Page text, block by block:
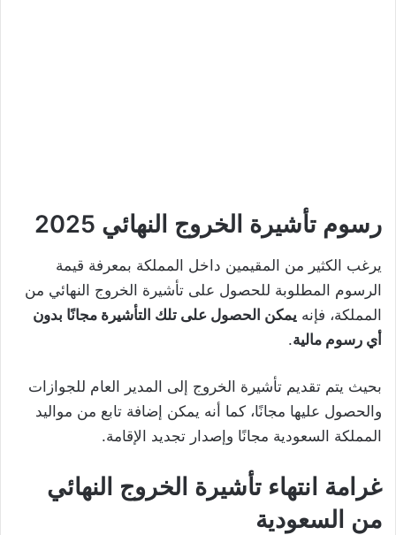
رسوم تأشيرة الخروج النهائي 2025
يرغب الكثير من المقيمين داخل المملكة بمعرفة قيمة
الرسوم المطلوبة للحصول على تأشيرة الخروج النهائي من
المملكة، فإنه يمكن الحصول على تلك التأشيرة مجانًا بدون
أي رسوم مالية.
بحيث يتم تقديم تأشيرة الخروج إلى المدير العام للجوازات
والحصول عليها مجانًا، كما أنه يمكن إضافة تابع من مواليد
المملكة السعودية مجانًا وإصدار تجديد الإقامة.
غرامة انتهاء تأشيرة الخروج النهائي
من السعودية